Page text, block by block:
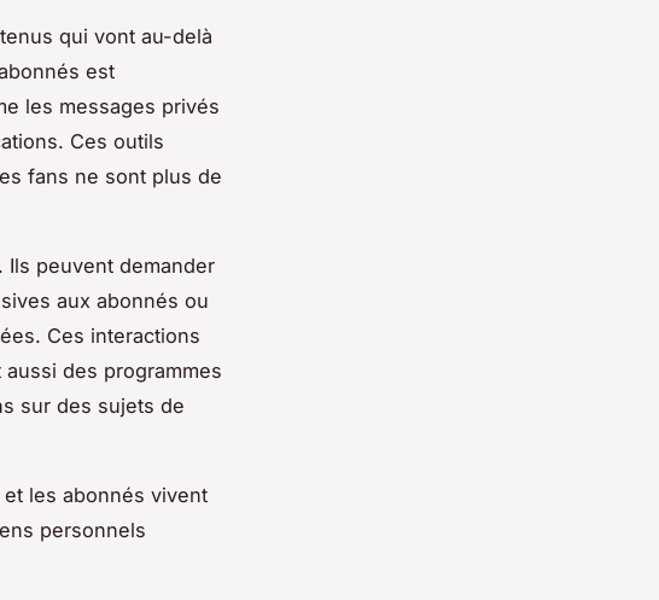
qui vont au-delà
est
les messages privés
Ces outils
fans ne sont plus de
peuvent demander
aux abonnés ou
Ces interactions
des programmes
sur des sujets de
les abonnés vivent
personnels